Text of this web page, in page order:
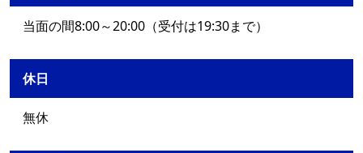
当面の間8:00～20:00（受付は19:30まで）
休日
無休